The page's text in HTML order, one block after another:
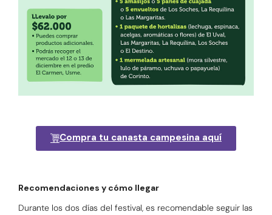
Compra tu canasta campesina aquí
Recomendaciones y cómo llegar
Durante los dos días del festival, es recomendable seguir las